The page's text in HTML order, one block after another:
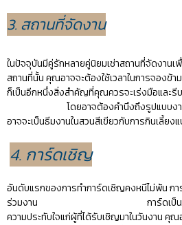
3. สถานที่จัดงาน
ในปัจจุบันมีคู่รักหลายคู่นิยมเช่าสถานที่จัดงานเ
สถานที่นั้น คุณอาจจะต้องใช้เวลาในการจอง
ก็เป็นอีกหนึ่งสิ่งสำคัญที่คุณควรจะเร่งมือแ
โดยอาจต้องคำนึงถึงรูปแบบงานเลี้
อาจจะเป็นธีมงานในสวนสีเขียวกับการกินเลี้ย
4. การ์ดเชิญ
อันดับแรกของการทำการ์ดเชิญคงหนีไม่พ้น กา
ร่วมงาน การ์ดเป็
ความประทับใจแก่ผู้ที่ได้รับเชิญมาในวันงาน คุณ